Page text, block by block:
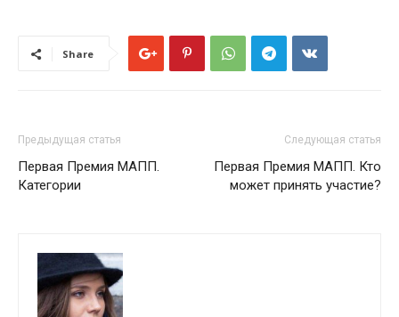
Share
Предыдущая статья
Первая Премия МАПП.
Категории
Следующая статья
Первая Премия МАПП. Кто
может принять участие?